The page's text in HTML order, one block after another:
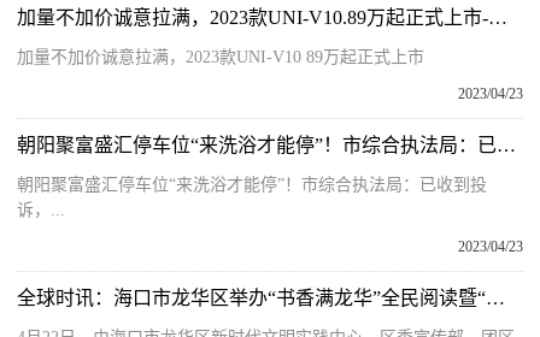
加量不加价诚意拉满，2023款UNI-V10.89万起正式上市-焦点报道
加量不加价诚意拉满，2023款UNI-V10 89万起正式上市
2023/04/23
朝阳聚富盛汇停车位“来洗浴才能停”！市综合执法局：已收到投诉，正在调查处理-环球最新
朝阳聚富盛汇停车位“来洗浴才能停”！市综合执法局：已收到投
诉，...
2023/04/23
全球时讯：海口市龙华区举办“书香满龙华”全民阅读暨“世界读书日”主题公益活动